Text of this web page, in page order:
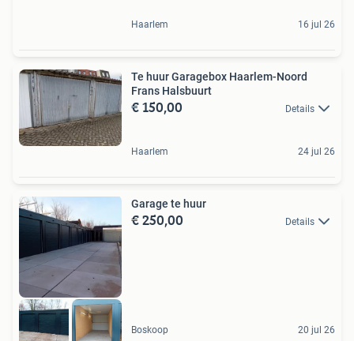
Haarlem 16 jul 26
Te huur Garagebox Haarlem-Noord
Frans Halsbuurt
€ 150,00 Details
Haarlem 24 jul 26
Garage te huur
€ 250,00 Details
Boskoop 20 jul 26